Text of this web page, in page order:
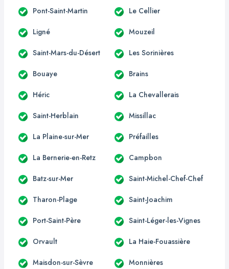
Pont-Saint-Martin Le Cellier
Ligné Mouzeil
Saint-Mars-du-Désert Les Sorinières
Bouaye Brains
Héric La Chevallerais
Saint-Herblain Missillac
La Plaine-sur-Mer Préfailles
La Bernerie-en-Retz Campbon
Batz-sur-Mer Saint-Michel-Chef-Chef
Tharon-Plage Saint-Joachim
Port-Saint-Père Saint-Léger-les-Vignes
Orvault La Haie-Fouassière
Maisdon-sur-Sèvre Monnières